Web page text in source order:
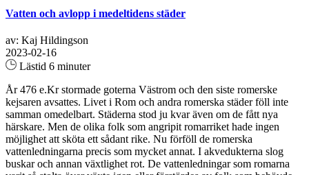
Vatten och avlopp i medeltidens städer
av: Kaj Hildingson
2023-02-16
Lästid 6 minuter
År 476 e.Kr stormade goterna Västrom och den siste romerske
kejsaren avsattes. Livet i Rom och andra romerska städer föll inte
samman omedelbart. Städerna stod ju kvar även om de fått nya
härskare. Men de olika folk som angripit romarriket hade ingen
möjlighet att sköta ett sådant rike. Nu förföll de romerska
vattenledningarna precis som mycket annat. I akvedukterna slog
buskar och annan växtlighet rot. De vattenledningar som romarna